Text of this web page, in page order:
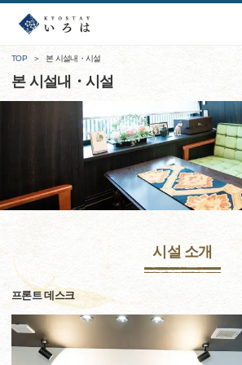
TOP 본 시설내・시설
본 시설내・시설
시설 소개
프론트 데스크